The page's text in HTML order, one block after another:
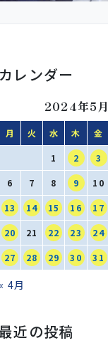
カレンダー
2024年5月
月 火 水 木 金
1 2 3
6 7 8 9 10
13 14 15 16 17
20 21 22 23 24
27 28 29 30 31
« 4月
近の投稿